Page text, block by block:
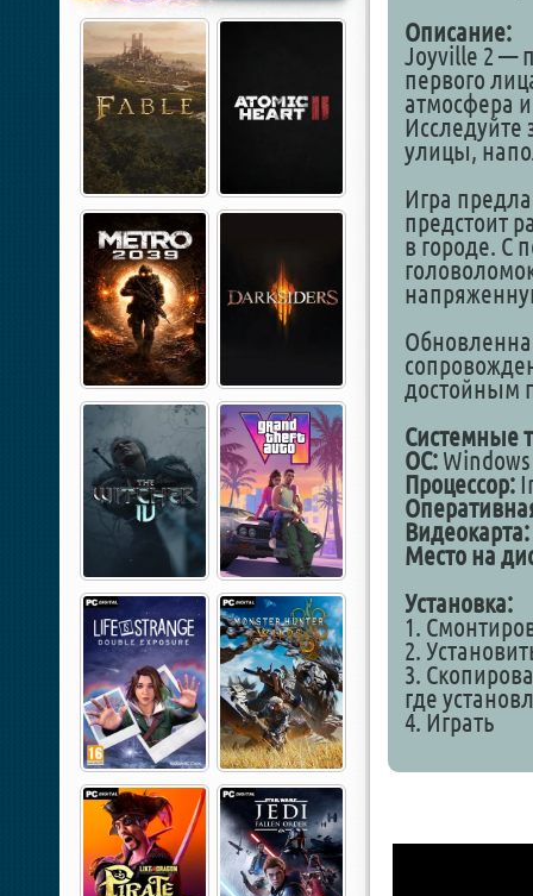
Описание:
Joyville 2 —
первого
атмосфера
улицы,
Игра
предстоит
в городе. С
достойным
Системные
ОС:
Процессор:
Видеокарта:
Место на
Установка:
1.
2.
3.
где
4. Играть